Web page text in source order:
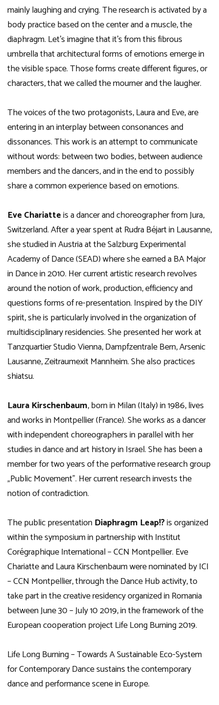
mainly laughing and crying. The research is activated by a
body practice based on the center and a muscle, the
diaphragm. Let’s imagine that it’s from this fibrous
umbrella that architectural forms of emotions emerge in
the visible space. Those forms create different figures, or
characters, that we called the mourner and the laugher.
The voices of the two protagonists, Laura and Eve, are
entering in an interplay between consonances and
dissonances. This work is an attempt to communicate
without words: between two bodies, between audience
members and the dancers, and in the end to possibly
share a common experience based on emotions.
Eve Chariatteis a dancer and choreographer from Jura,
Switzerland. After a year spent at Rudra Béjart in Lausanne,
she studied in Austria at the Salzburg Experimental
Academy of Dance (SEAD) where she earned a BA Major
in Dance in 2010. Her current artistic research revolves
around the notion of work, production, efficiency and
questions forms of re-presentation. Inspired by the DIY
spirit, she is particularly involved in the organization of
multidisciplinary residencies. She presented her work at
Tanzquartier Studio Vienna, Dampfzentrale Bern, Arsenic
Lausanne, Zeitraumexit Mannheim. She also practices
shiatsu.
Laura Kirschenbaum, born in Milan (Italy) in 1986, lives
and works in Montpellier (France). She works as a dancer
with independent choreographers in parallel with her
studies in dance and art history in Israel. She has been a
member for two years of the performative research group
„Public Movement”. Her current research invests the
notion of contradiction.
The public presentation Diaphragm Leap!?is organized
within the symposium in partnership with Institut
Corégraphique International – CCN Montpellier. Eve
Chariatte and Laura Kirschenbaum were nominated by ICI
– CCN Montpellier, through the Dance Hub activity, to
take part in the creative residency organized in Romania
between June 30 – July 10 2019, in the framework of the
European cooperation project Life Long Burning 2019.
Life Long Burning – Towards A Sustainable Eco-System
for Contemporary Dance sustains the contemporary
dance and performance scene in Europe.